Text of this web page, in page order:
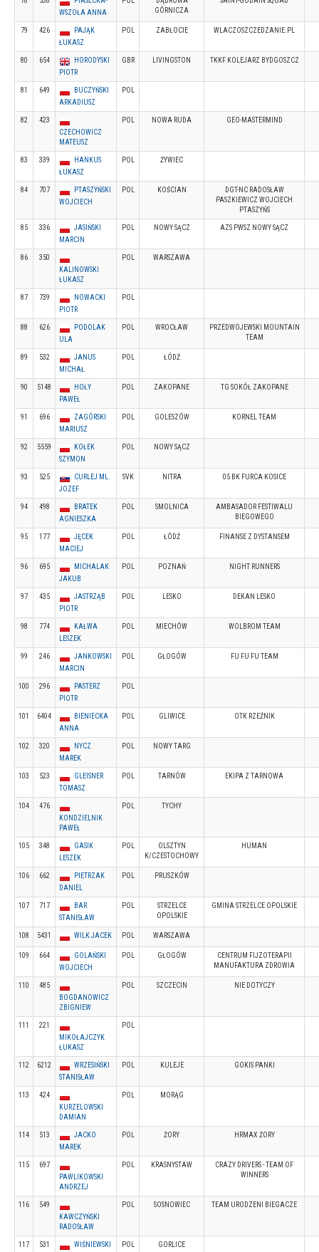
WSZOŁA ANNA
GÓRNICZA
79 426
PAJĄK
ŁUKASZ
POL ZABŁOCIE WLACZOSZCZEDZANIE.PL
80 654
HORODYSKI
PIOTR
GBR LIVINGSTON TKKF KOLEJARZ BYDGOSZCZ
81 649
BUCZYŃSKI
ARKADIUSZ
POL
82
423
CZECHOWICZ
MATEUSZ
POL NOWA RUDA GEO-MASTERMIND
83 339
HANKUS
ŁUKASZ
POL ŻYWIEC
84 707
PTASZYŃSKI
WOJCIECH
POL KOŚCIAN
DGT-NC RADOSŁAW
PASZKIEWICZ WOJCIECH
PTASZYŃS
85 336
JASIŃSKI
MARCIN
POL NOWY SĄCZ AZS PWSZ NOWY SĄCZ
86
350
KALINOWSKI
ŁUKASZ
POL WARSZAWA
87 739
NOWACKI
PIOTR
POL
88 626
PODOLAK
ULA
POL WROCŁAW
PRZEDWOJEWSKI MOUNTAIN
TEAM
89 532
JANUS
MICHAŁ
POL ŁÓDŹ
90 5148
HOŁY
PAWEŁ
POL ZAKOPANE TG SOKÓŁ ZAKOPANE
91 696
ZAGÓRSKI
MARIUSZ
POL GOLESZÓW KORNEL TEAM
92 5559
KOŁEK
SZYMON
POL NOWY SĄCZ
93 525
CURLEJ ML.
JOZEF
SVK NITRA 05 BK FURCA KOSICE
94 498
BRATEK
AGNIESZKA
POL SMOLNICA
AMBASADOR FESTIWALU
BIEGOWEGO
95 177
JĘCEK
MACIEJ
POL ŁÓDŹ FINANSE Z DYSTANSEM
96 695
MICHALAK
JAKUB
POL POZNAŃ NIGHT RUNNERS
97 435
JASTRZĄB
PIOTR
POL LESKO DEKAN LESKO
98 774
KAŁWA
LESZEK
POL MIECHÓW WOLBROM TEAM
99 246
JANKOWSKI
MARCIN
POL GŁOGÓW FU FU FU TEAM
100 296
PASTERZ
PIOTR
POL
101 6404
BIENIECKA
ANNA
POL GLIWICE OTK RZEŹNIK
102 320
NYCZ
MAREK
POL NOWY TARG
103 523
GLEISNER
TOMASZ
POL TARNÓW EKIPA Z TARNOWA
104
476
KONDZIELNIK
PAWEŁ
POL TYCHY
105 348
GASIK
LESZEK
POL
OLSZTYN
K/CZESTOCHOWY
HUMAN
106 662
PIETRZAK
DANIEL
POL PRUSZKÓW
107 717
BAR
STANISŁAW
POL
STRZELCE
OPOLSKIE
GMINA STRZELCE OPOLSKIE
108 5431 WILK JACEK POL WARSZAWA
109 664
GOLAŃSKI
WOJCIECH
POL GŁOGÓW
CENTRUM FIJZOTERAPII
MANUFAKTURA ZDROWIA
110
485
BOGDANOWICZ
ZBIGNIEW
POL SZCZECIN NIE DOTYCZY
111
221
MIKOŁAJCZYK
ŁUKASZ
POL
112 6212
WRZESIŃSKI
STANISŁAW
POL KULEJE GOKIS PANKI
113
424
KURZELOWSKI
DAMIAN
POL MORĄG
114 513
JACKO
MAREK
POL ŻORY HRMAX ŻORY
115
697
PAWLIKOWSKI
ANDRZEJ
POL KRASNYSTAW
CRAZY DRIVERS - TEAM OF
WINNERS
116
549
KAWCZYŃSKI
RADOSŁAW
POL SOSNOWIEC TEAM URODZENI BIEGACZE
117 531
WIŚNIEWSKI
POL GORLICE